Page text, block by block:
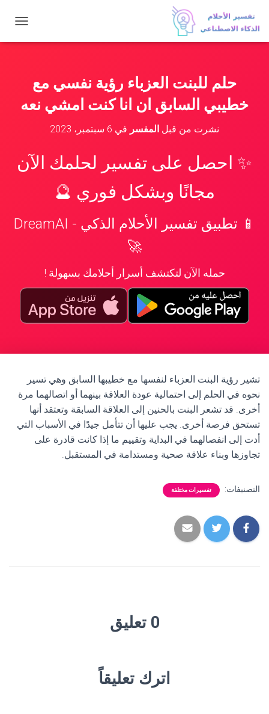
ب
ت
حلم للبنت العزباء رؤية نفسي مع
خطيبي السابق ان انا كنت امشي نعه
نشرت من قبل المفسر في 6 سبتمبر، 2023
✨ احصل على تفسير لحلمك الآن
مجانًا وبشكل فوري 🔮
📱 تطبيق تفسير الأحلام الذكي - DreamAI
🚀
حمله الآن لتكتشف أسرار أحلامك بسهولة !
تشير رؤية البنت العزباء لنفسها مع خطيبها السابق وهي تسير
نحوه في الحلم إلى احتمالية عودة العلاقة بينهما أو اتصالهما مرة
أخرى. قد تشعر البنت بالحنين إلى العلاقة السابقة وتعتقد أنها
تستحق فرصة أخرى. يجب عليها أن تتأمل جيدًا في الأسباب التي
أدت إلى انفصالهما في البداية وتقييم ما إذا كانت قادرة على
تجاوزها وبناء علاقة صحية ومستدامة في المستقبل.
التصنيفات: تفسيرات مختلفة
0 تعليق
اترك تعليقاً